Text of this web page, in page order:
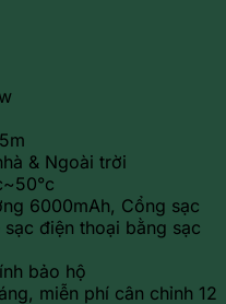
& Ngoài trời
6000mAh, Cổng sạc
điện thoại bằng sạc
bảo hộ
miễn phí cân chỉnh 12